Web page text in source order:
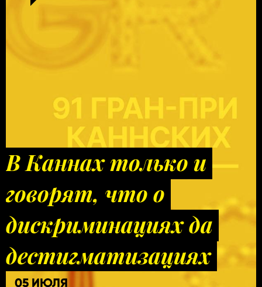
В Каннах только и
говорят, что о
дискриминациях да
дестигматизациях
05 ИЮЛЯ